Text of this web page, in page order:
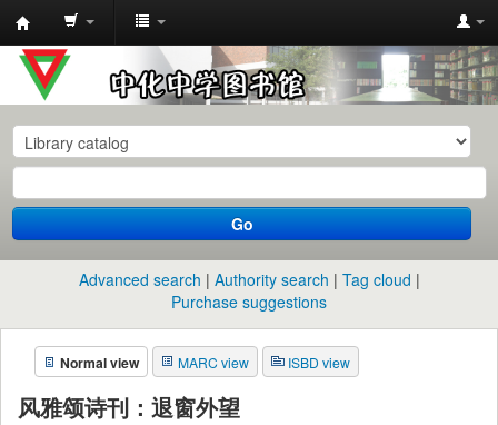
中
化
中
学
图
书
馆
目
录
Go
Advanced search Authority search
Tag cloud
Purchase suggestions
Normal view MARC view ISBD view
风雅颂诗刊：退窗外望